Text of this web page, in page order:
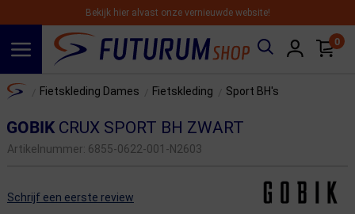
Bekijk hier alvast onze vernieuwde website!
0
Home Fietskleding Dames Fietskleding Sport BH's
GOBIKCRUX SPORT BH ZWART
Artikelnummer: 6855-0622-001-N2603
Schrijf een eerste review